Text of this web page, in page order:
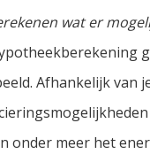
wat er
Afhankelijk van
onder meer het